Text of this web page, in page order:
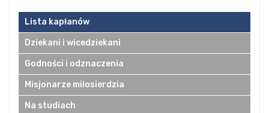
Lista kapłanów
Dziekani i wicedziekani
Godności i odznaczenia
Misjonarze miłosierdzia
Na studiach